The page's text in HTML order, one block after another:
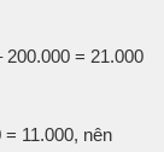
= 21.000
11.000, nên